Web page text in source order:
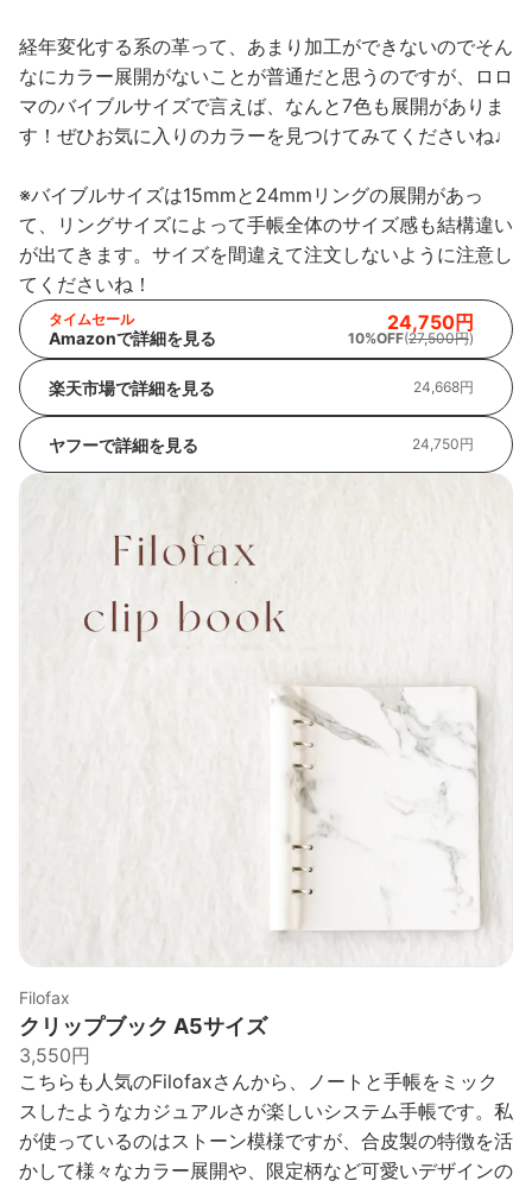
経年変化する系の革って、あまり加工ができないのでそん
なにカラー展開がないことが普通だと思うのですが、ロロ
マのバイブルサイズで言えば、なんと7色も展開がありま
す！ぜひお気に入りのカラーを見つけてみてくださいね♩
※バイブルサイズは15mmと24mmリングの展開があっ
て、リングサイズによって手帳全体のサイズ感も結構違い
が出てきます。サイズを間違えて注文しないように注意し
てくださいね！
タイムセール
Amazonで詳細を見る
24,750円
10%OFF(27,500円)
楽天市場で詳細を見る 24,668円
ヤフーで詳細を見る 24,750円
Filofax
クリップブック A5サイズ
3,550円
こちらも人気のFilofaxさんから、ノートと手帳をミック
スしたようなカジュアルさが楽しいシステム手帳です。私
が使っているのはストーン模様ですが、合皮製の特徴を活
かして様々なカラー展開や、限定柄など可愛いデザインの